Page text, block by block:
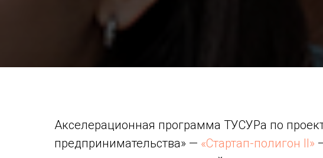
Акселерационная программа ТУСУРа по
предпринимательства» — «Стартап-полигон II»